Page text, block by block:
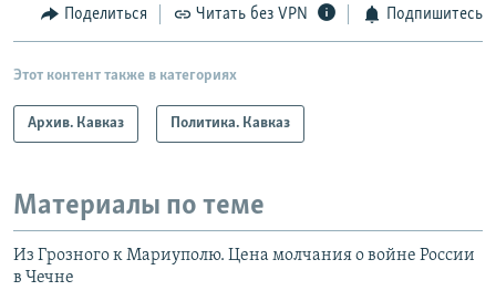
Поделиться Читать без VPN Подпишитесь
Этот контент также в категориях
Архив. Кавказ Политика. Кавказ
Материалы по теме
Из Грозного к Мариуполю. Цена молчания о войне России
в Чечне